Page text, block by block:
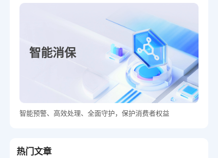
智能消保
智能预警、高效处理、全面守护，保护消费者权益
热门文章